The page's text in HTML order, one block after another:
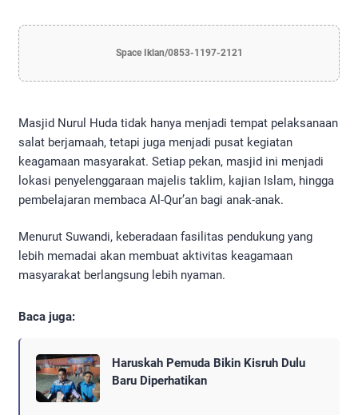
Space Iklan/0853-1197-2121
Masjid Nurul Huda tidak hanya menjadi tempat pelaksanaan
salat berjamaah, tetapi juga menjadi pusat kegiatan
keagamaan masyarakat. Setiap pekan, masjid ini menjadi
lokasi penyelenggaraan majelis taklim, kajian Islam, hingga
pembelajaran membaca Al-Qur’an bagi anak-anak.
Menurut Suwandi, keberadaan fasilitas pendukung yang
lebih memadai akan membuat aktivitas keagamaan
masyarakat berlangsung lebih nyaman.
Baca juga:
Haruskah Pemuda Bikin Kisruh Dulu
Baru Diperhatikan